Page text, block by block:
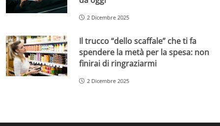
2 Dicembre 2025
Il trucco “dello scaffale” che ti fa
spendere la metà per la spesa: non
finirai di ringraziarmi
2 Dicembre 2025